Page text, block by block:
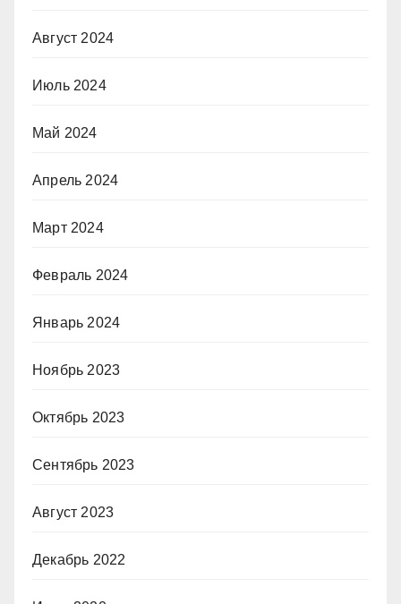
Август 2024
Июль 2024
Май 2024
Апрель 2024
Март 2024
Февраль 2024
Январь 2024
Ноябрь 2023
Октябрь 2023
Сентябрь 2023
Август 2023
Декабрь 2022